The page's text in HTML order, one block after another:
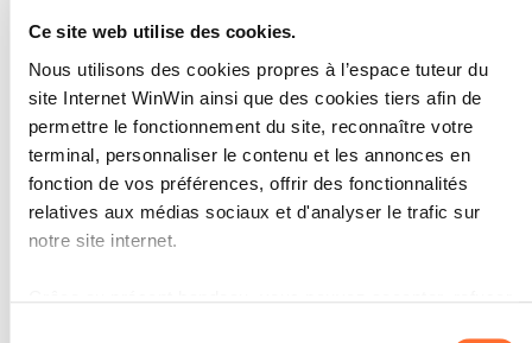
Ce site web utilise des cookies.
Nous utilisons des cookies propres à l’espace tuteur du
site Internet WinWin ainsi que des cookies tiers afin de
permettre le fonctionnement du site, reconnaître votre
terminal, personnaliser le contenu et les annonces en
fonction de vos préférences, offrir des fonctionnalités
relatives aux médias sociaux et d'analyser le trafic sur
notre site internet.
rédige un bon d’économat basé sur les
fiches techniques
calcul les proportions en respectant
les pourcentages de perte
calcul le prix de revient
SOCLES
Les indicateurs sont majoritairement
corrects.